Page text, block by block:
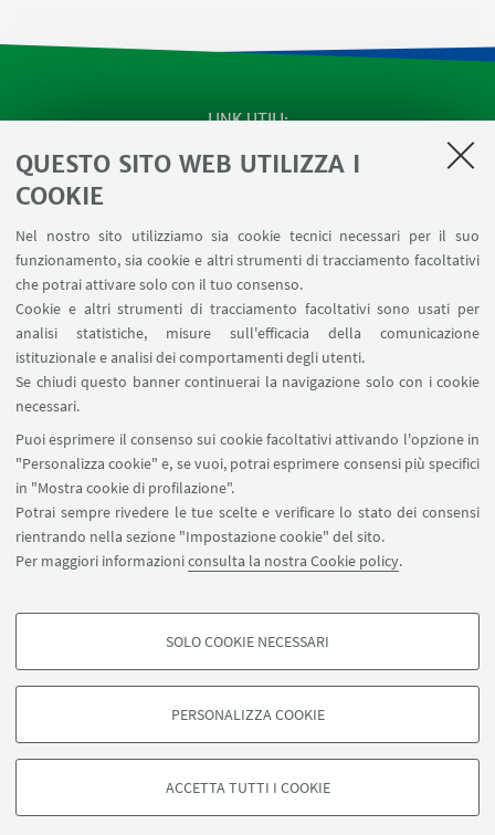
QUESTO SITO WEB UTILIZZA I
COOKIE
Nel nostro sito utilizziamo sia cookie tecnici necessari per il suo
funzionamento, sia cookie e altri strumenti di tracciamento facoltativi
che potrai attivare solo con il tuo consenso.
Cookie e altri strumenti di tracciamento facoltativi sono usati per
analisi statistiche, misure sull'efficacia della comunicazione
istituzionale e analisi dei comportamenti degli utenti.
Se chiudi questo banner continuerai la navigazione solo con i cookie
necessari.
Puoi esprimere il consenso sui cookie facoltativi attivando l'opzione in
"Personalizza cookie" e, se vuoi, potrai esprimere consensi più specifici
in "Mostra cookie di profilazione".
Potrai sempre rivedere le tue scelte e verificare lo stato dei consensi
rientrando nella sezione "Impostazione cookie" del sito.
Per maggiori informazioniconsulta la nostra Cookie policy.
COOKIE DI PROFILAZIONE - FACOLTATIVI
degli utenti, creare profili in base al loro comportamento sul sito, per analisi
di marketing.
Google/Youtube Video
SOLO COOKIE NECESSARI
PERSONALIZZA COOKIE
ACCETTA TUTTI I COOKIE
LINK UTILI
SEMINARI del Dipartimento
MAT info - Informazioni per gli afferenti al Dipartimento
SERVIZI ONLINE interni
Carta dei servizi
SEGUI IL DIPARTIMENTO SU:
SEGUI UNIBO SU:
APP:
©Copyright 2026 - ALMA MATER STUDIORUM - Università di
Bologna - Via Zamboni, 33 - 40126 Bologna - PI: 01131710376 - CF:
80007010376
Privacy
Note legali
Informazioni sul sito e accessibilità
Impostazioni Cookie